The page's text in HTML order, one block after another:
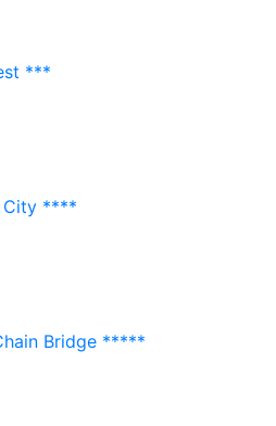
***
****
Bridge *****